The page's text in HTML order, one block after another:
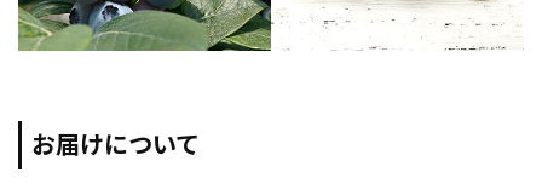
お届けについて